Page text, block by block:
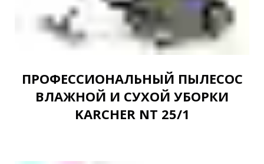
ПРОФЕССИОНАЛЬНЫЙ ПЫЛЕСОС
ВЛАЖНОЙ И СУХОЙ УБОРКИ
KARCHER NT 25/1